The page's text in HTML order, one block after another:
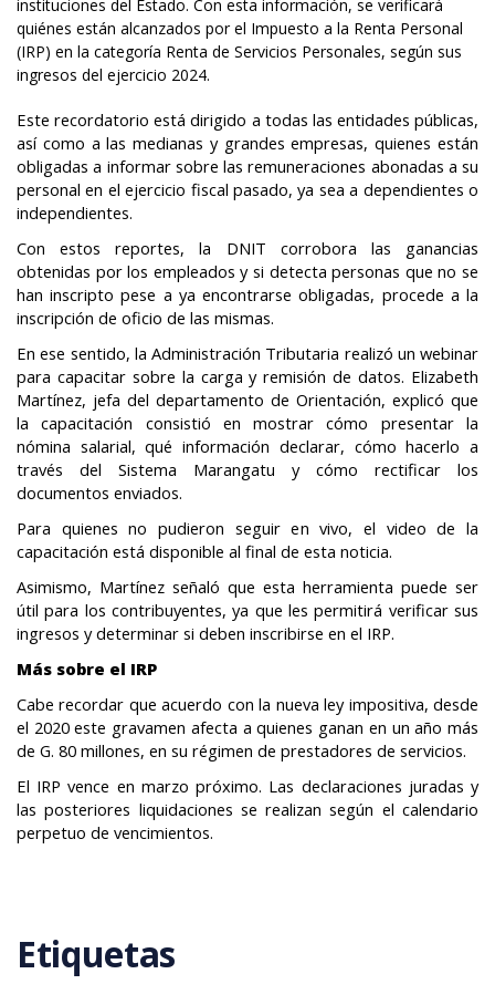
instituciones del Estado. Con esta información, se verificará
quiénes están alcanzados por el Impuesto a la Renta Personal
(IRP) en la categoría Renta de Servicios Personales, según sus
ingresos del ejercicio 2024.
Este recordatorio está dirigido a todas las entidades públicas,
así como a las medianas y grandes empresas, quienes están
obligadas a informar sobre las remuneraciones abonadas a su
personal en el ejercicio fiscal pasado, ya sea a dependientes o
independientes.
Con estos reportes, la DNIT corrobora las ganancias
obtenidas por los empleados y si detecta personas que no se
han inscripto pese a ya encontrarse obligadas, procede a la
inscripción de oficio de las mismas.
En ese sentido, la Administración Tributaria realizó un webinar
para capacitar sobre la carga y remisión de datos. Elizabeth
Martínez, jefa del departamento de Orientación, explicó que
la capacitación consistió en mostrar cómo presentar la
nómina salarial, qué información declarar, cómo hacerlo a
través del Sistema Marangatu y cómo rectificar los
documentos enviados.
Para quienes no pudieron seguir en vivo, el video de la
capacitación está disponible al final de esta noticia.
Asimismo, Martínez señaló que esta herramienta puede ser
útil para los contribuyentes, ya que les permitirá verificar sus
ingresos y determinar si deben inscribirse en el IRP.
Más sobre el IRP
Cabe recordar que acuerdo con la nueva ley impositiva, desde
el 2020 este gravamen afecta a quienes ganan en un año más
de G. 80 millones, en su régimen de prestadores de servicios.
El IRP vence en marzo próximo. Las declaraciones juradas y
las posteriores liquidaciones se realizan según el calendario
perpetuo de vencimientos.
Etiquetas